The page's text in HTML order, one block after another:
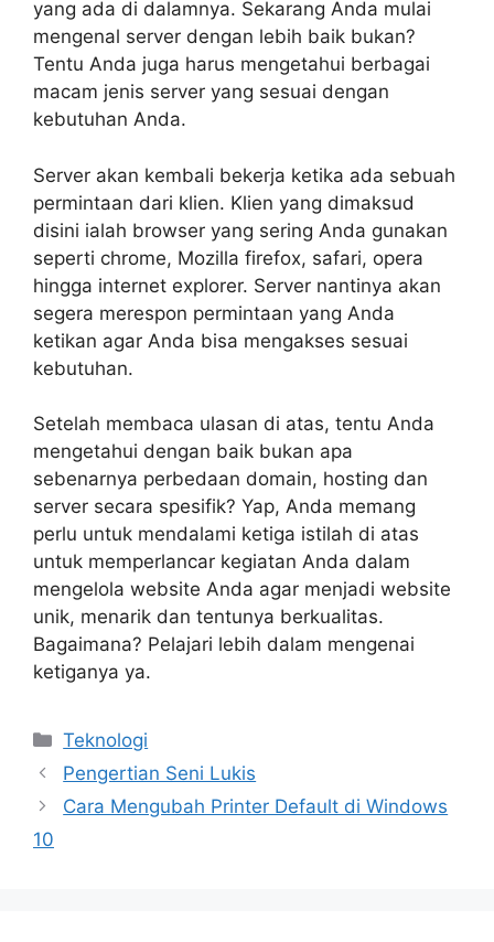
yang ada di dalamnya. Sekarang Anda mulai
mengenal server dengan lebih baik bukan?
Tentu Anda juga harus mengetahui berbagai
macam jenis server yang sesuai dengan
kebutuhan Anda.
Server akan kembali bekerja ketika ada sebuah
permintaan dari klien. Klien yang dimaksud
disini ialah browser yang sering Anda gunakan
seperti chrome, Mozilla firefox, safari, opera
hingga internet explorer. Server nantinya akan
segera merespon permintaan yang Anda
ketikan agar Anda bisa mengakses sesuai
kebutuhan.
Setelah membaca ulasan di atas, tentu Anda
mengetahui dengan baik bukan apa
sebenarnya perbedaan domain, hosting dan
server secara spesifik? Yap, Anda memang
perlu untuk mendalami ketiga istilah di atas
untuk memperlancar kegiatan Anda dalam
mengelola website Anda agar menjadi website
unik, menarik dan tentunya berkualitas.
Bagaimana? Pelajari lebih dalam mengenai
ketiganya ya.
Kategori
Teknologi
Pengertian Seni Lukis
Cara Mengubah Printer Default di Windows
10